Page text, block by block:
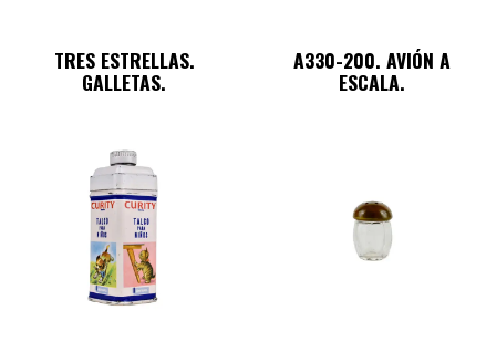
TRES ESTRELLAS.
GALLETAS.
A330-200. AVIÓN A
ESCALA.